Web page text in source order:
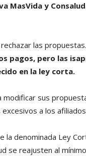
MasVida y
las propuestas.
pagos, pero las
en la ley corta.
sus
a los
denominada Ley
se reajusten al